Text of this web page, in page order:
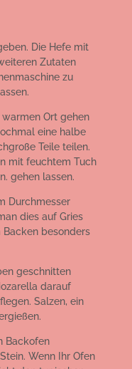
Die Hefe mit
Zutaten
zu
warmen Ort gehen
eine halbe
Teile teilen.
mit feuchtem Tuch
gehen lassen.
Durchmesser
dies auf Gries
besonders
geschnitten
darauf
Salzen, ein
Backofen
Wenn Ihr Ofen